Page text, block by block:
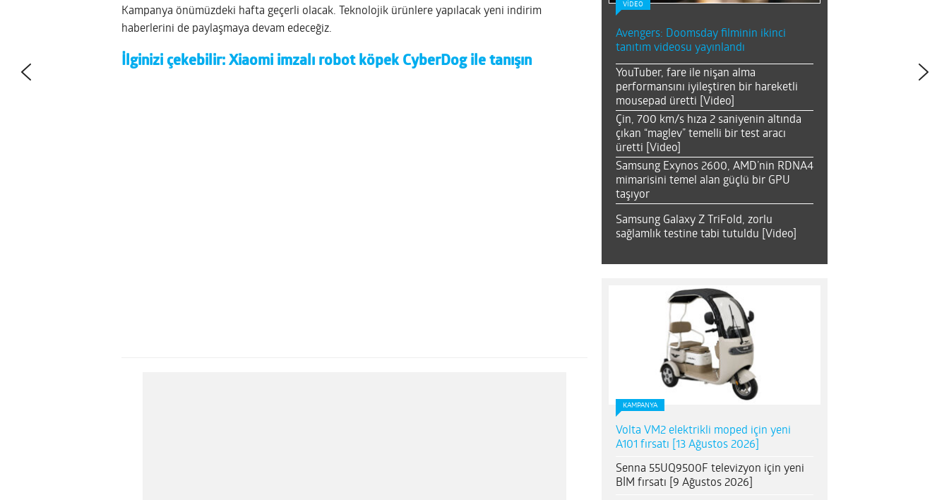
Kampanya önümüzdeki hafta geçerli olacak. Teknolojik ürünlere yapılacak yeni indirim
haberlerini de paylaşmaya devam edeceğiz.
İlginizi çekebilir: Xiaomi imzalı robot köpek CyberDog ile tanışın
VİDEO
Avengers: Doomsday filminin ikinci
tanıtım videosu yayınlandı
YouTuber, fare ile nişan alma
performansını iyileştiren bir hareketli
mousepad üretti [Video]
Çin, 700 km/s hıza 2 saniyenin altında
çıkan “maglev” temelli bir test aracı
üretti [Video]
Samsung Exynos 2600, AMD’nin RDNA4
mimarisini temel alan güçlü bir GPU
taşıyor
Samsung Galaxy Z TriFold, zorlu
sağlamlık testine tabi tutuldu [Video]
KAMPANYA
Volta VM2 elektrikli moped için yeni
A101 fırsatı [13 Ağustos 2026]
Senna 55UQ9500F televizyon için yeni
BİM fırsatı [9 Ağustos 2026]